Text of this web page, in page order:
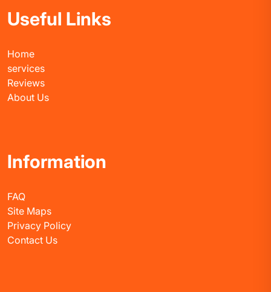
Useful Links
Home
services
Reviews
About Us
Information
FAQ
Site Maps
Privacy Policy
Contact Us